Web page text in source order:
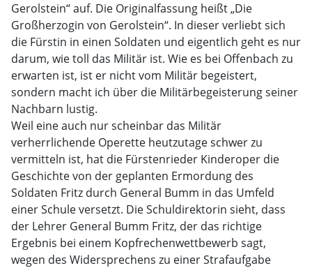
Gerolstein“ auf. Die Originalfassung heißt „Die
Großherzogin von Gerolstein“. In dieser verliebt sich
die Fürstin in einen Soldaten und eigentlich geht es nur
darum, wie toll das Militär ist. Wie es bei Offenbach zu
erwarten ist, ist er nicht vom Militär begeistert,
sondern macht ich über die Militärbegeisterung seiner
Nachbarn lustig.
Weil eine auch nur scheinbar das Militär
verherrlichende Operette heutzutage schwer zu
vermitteln ist, hat die Fürstenrieder Kinderoper die
Geschichte von der geplanten Ermordung des
Soldaten Fritz durch General Bumm in das Umfeld
einer Schule versetzt. Die Schuldirektorin sieht, dass
der Lehrer General Bumm Fritz, der das richtige
Ergebnis bei einem Kopfrechenwettbewerb sagt,
wegen des Widersprechens zu einer Strafaufgabe